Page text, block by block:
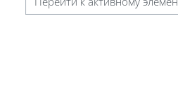
Перейти к активному элементу